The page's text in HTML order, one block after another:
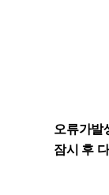
오류가발
잠시 후